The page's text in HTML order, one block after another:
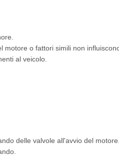
o fattori simili non
al veicolo.
delle valvole all'avvio del motore.